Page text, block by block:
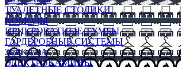
ТУАЛЕТНЫЕ СТОЛИКИ
КОМОДЫ
ПРИКРОВАТНЫЕ ТУМБЫ
ГАРДЕРОБНЫЕ СИСТЕМЫ
ЗЕРКАЛА
ЭЛЕКТРОКАМИНЫ